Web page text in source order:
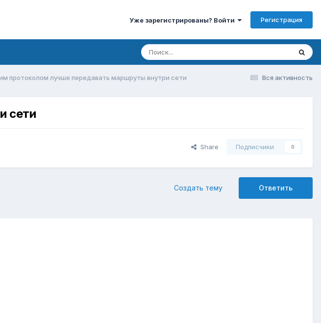
Уже зарегистрированы? Войти Регистрация
Вся активность
протоколом лучше передавать маршруты внутри сети
сети
Share Подписчики 0
Ответить
Создать тему